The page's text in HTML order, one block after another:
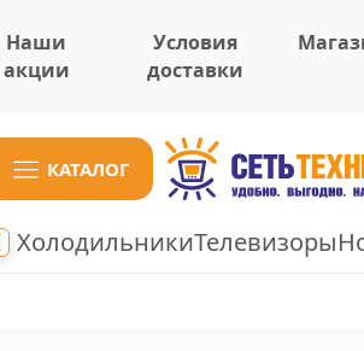
Наши
акции
Условия
доставки
КАТАЛОГ
ХолодильникиТелевизоры